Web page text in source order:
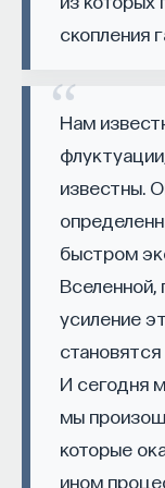
скопления
Нам
известны.
быстром
Вселенной,
усиление
И сегодня
мы
которые
ином
к сложному
общества,
И четвертая —
то есть забота
за пределами
эффективным
Университет
предсказать,
выпускника,
отдельной
в какой из
будущее
по
строчки:
Three quarks
much of a bark
And sure any he